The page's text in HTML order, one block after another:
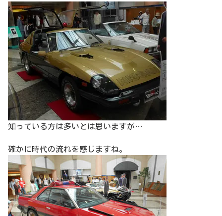
知っている方は多いとは思いますが…
確かに時代の流れを感じますね。